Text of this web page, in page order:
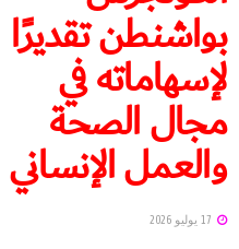
بواشنطن تقديرًا
لإسهاماته في
مجال الصحة
والعمل الإنساني